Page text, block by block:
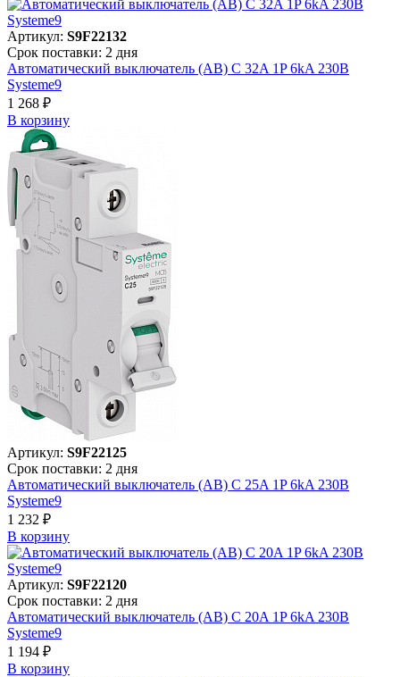
Артикул: S9F22132
Срок поставки: 2 дня
Автоматический выключатель (АВ) C 32A 1P 6kA 230В
Systeme9
1 268 ₽
В корзинy
Артикул: S9F22125
Срок поставки: 2 дня
Автоматический выключатель (АВ) C 25A 1P 6kA 230В
Systeme9
1 232 ₽
В корзинy
Артикул: S9F22120
Срок поставки: 2 дня
Автоматический выключатель (АВ) C 20A 1P 6kA 230В
Systeme9
1 194 ₽
В корзинy